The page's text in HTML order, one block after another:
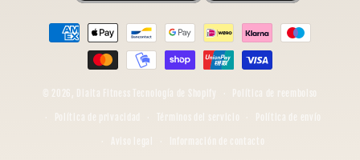
Formas
© 2026, Diaita Fitness Tecnología de Shopify Política de reembolso
Política de privacidad Términos del servicio Política de envío